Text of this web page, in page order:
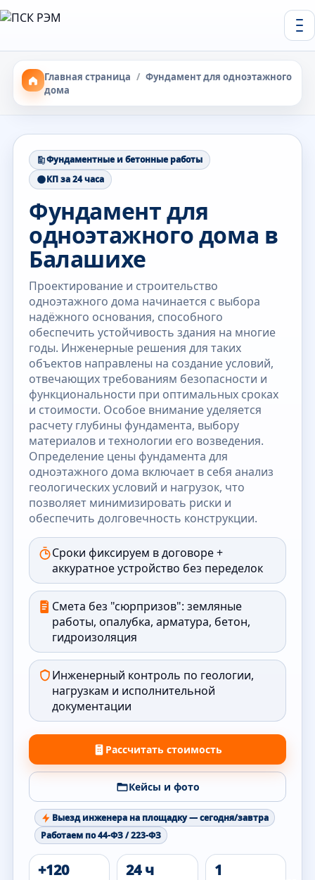
Главная страница / Фундамент для одноэтажного
дома
Фундаментные и бетонные работы
КП за 24 часа
Фундамент для
одноэтажного дома в
Балашихе
Проектирование и строительство
одноэтажного дома начинается с выбора
надёжного основания, способного
обеспечить устойчивость здания на многие
годы. Инженерные решения для таких
объектов направлены на создание условий,
отвечающих требованиям безопасности и
функциональности при оптимальных сроках
и стоимости. Особое внимание уделяется
расчету глубины фундамента, выбору
материалов и технологии его возведения.
Определение цены фундамента для
одноэтажного дома включает в себя анализ
геологических условий и нагрузок, что
позволяет минимизировать риски и
обеспечить долговечность конструкции.
Сроки фиксируем в договоре +
аккуратное устройство без переделок
Смета без "сюрпризов": земляные
работы, опалубка, арматура, бетон,
гидроизоляция
Инженерный контроль по геологии,
нагрузкам и исполнительной
документации
Рассчитать стоимость
Кейсы и фото
Выезд инженера на площадку — сегодня/завтра
Работаем по 44-ФЗ / 223-ФЗ
+120 24 ч 1